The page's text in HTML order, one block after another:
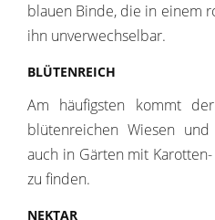
blauen Binde, die in einem
ihn unverwechselbar.
BLÜTENREICH
Am häufigsten kommt
blütenreichen Wiesen
auch in Gärten mit
zu finden.
NEKTAR